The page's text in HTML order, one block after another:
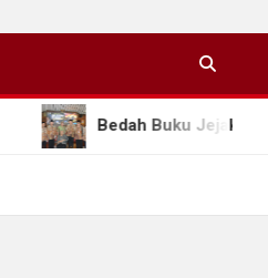
Buku Jejak Kerukunan